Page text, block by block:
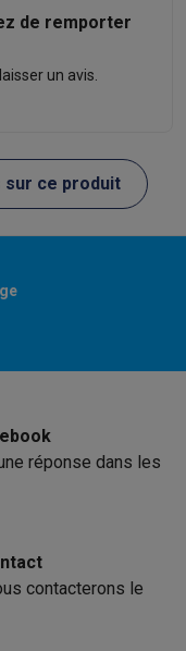
de remporter
un avis.
sur ce produit
réponse dans les
contacterons le